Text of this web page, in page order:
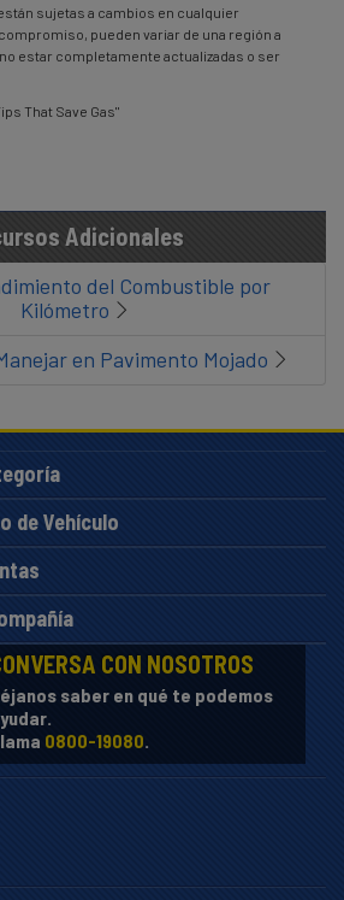
sujetas a cambios en cualquier
pueden variar de una región a
estar completamente actualizadas o ser
That Save Gas"
Adicionales
del Combustible por
Kilómetro
en Pavimento Mojado
de Vehículo
CON NOSOTROS
saber en qué te podemos
0800-19080.